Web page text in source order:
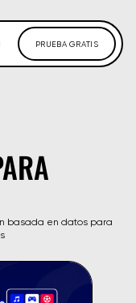
PRUEBA GRATIS
basada en datos para